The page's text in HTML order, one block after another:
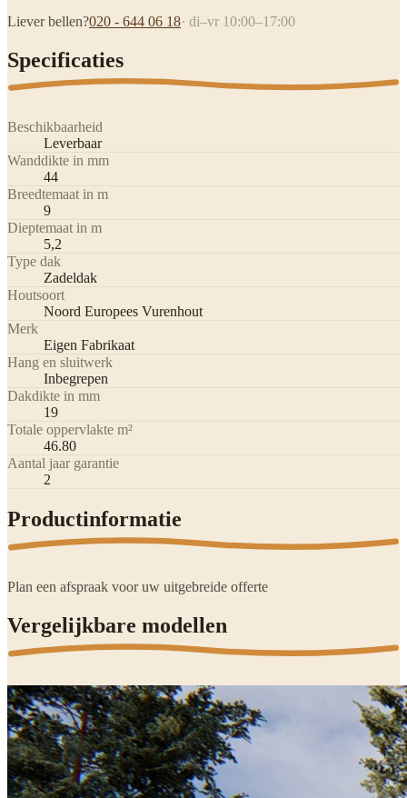
Liever bellen?020 - 644 06 18· di–vr 10:00–17:00
Specificaties
Beschikbaarheid
Leverbaar
Wanddikte in mm
44
Breedtemaat in m
9
Dieptemaat in m
5,2
Type dak
Zadeldak
Houtsoort
Noord Europees Vurenhout
Merk
Eigen Fabrikaat
Hang en sluitwerk
Inbegrepen
Dakdikte in mm
19
Totale oppervlakte m²
46.80
Aantal jaar garantie
2
Productinformatie
Plan een afspraak voor uw uitgebreide offerte
Vergelijkbare modellen